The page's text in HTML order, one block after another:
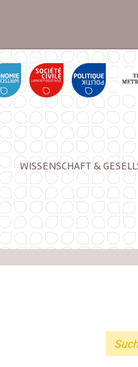
WISSENSCHAFT &